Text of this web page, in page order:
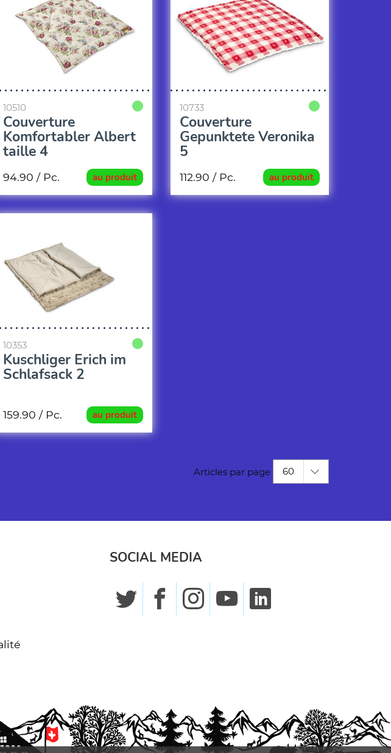
10510
Couverture
Komfortabler Albert
taille 4
au produit
94.90 / Pc.
10733
Couverture
Gepunktete Veronika
5
au produit
112.90 / Pc.
10353
Kuschliger Erich im
Schlafsack 2
au produit
159.90 / Pc.
Articles par page 60
SOCIAL MEDIA